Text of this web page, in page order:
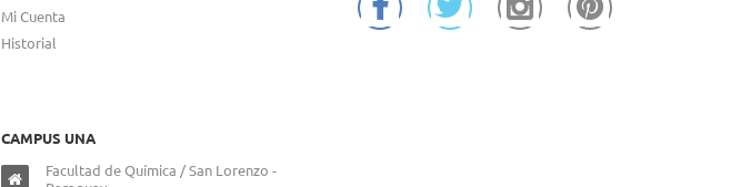
Mi Cuenta
Historial
CAMPUS UNA
Facultad de Química / San Lorenzo -